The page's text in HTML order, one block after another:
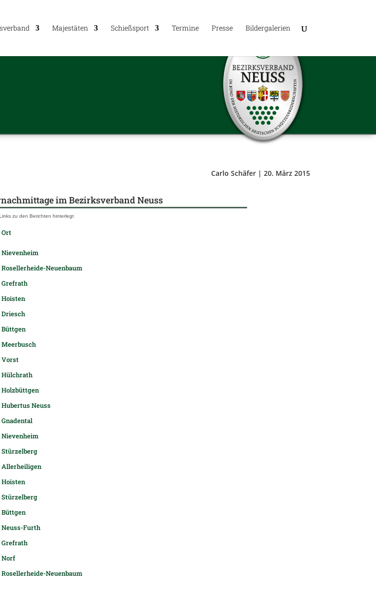
Majes­tä­ten Schieß­sport Ter­mine Presse Bil­der­ga­le­rien
Carlo Schäfer | 20. März 2015
im Bezirks­ver­band Neuss
zu den Berich­ten hinterlegt
Ort
Nie­ven­heim
Rosel­ler­heide-Neu­en­baum
Gref­rath
Hois­ten
Driesch
Bütt­gen
Meer­busch
Vorst
Hülch­rath
Holz­bütt­gen
Huber­tus Neuss
Gna­den­tal
Nie­ven­heim
Stür­zel­berg
Aller­hei­li­gen
Hois­ten
Stür­zel­berg
Bütt­gen
Neuss-Furth
Gref­rath
Norf
Rosel­ler­heide-Neu­en­baum